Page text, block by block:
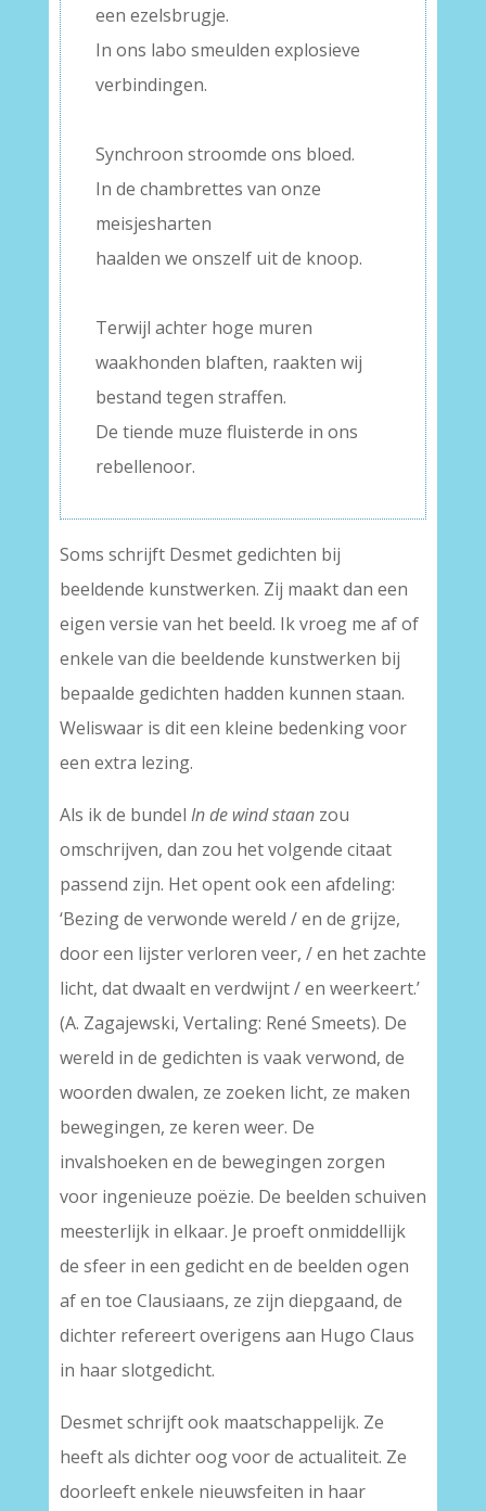
een ezelsbrugje.
In ons labo smeulden explosieve
verbindingen.
Synchroon stroomde ons bloed.
In de chambrettes van onze
meisjesharten
haalden we onszelf uit de knoop.
Terwijl achter hoge muren
waakhonden blaften, raakten wij
bestand tegen straffen.
De tiende muze fluisterde in ons
rebellenoor.
Soms schrijft Desmet gedichten bij
beeldende kunstwerken. Zij maakt dan een
eigen versie van het beeld. Ik vroeg me af of
enkele van die beeldende kunstwerken bij
bepaalde gedichten hadden kunnen staan.
Weliswaar is dit een kleine bedenking voor
een extra lezing.
Als ik de bundel In de wind staanzou
omschrijven, dan zou het volgende citaat
passend zijn. Het opent ook een afdeling:
‘Bezing de verwonde wereld / en de grijze,
door een lijster verloren veer, / en het zachte
licht, dat dwaalt en verdwijnt / en weerkeert.’
(A. Zagajewski, Vertaling: René Smeets). De
wereld in de gedichten is vaak verwond, de
woorden dwalen, ze zoeken licht, ze maken
bewegingen, ze keren weer. De
invalshoeken en de bewegingen zorgen
voor ingenieuze poëzie. De beelden schuiven
meesterlijk in elkaar. Je proeft onmiddellijk
de sfeer in een gedicht en de beelden ogen
af en toe Clausiaans, ze zijn diepgaand, de
dichter refereert overigens aan Hugo Claus
in haar slotgedicht.
Desmet schrijft ook maatschappelijk. Ze
heeft als dichter oog voor de actualiteit. Ze
doorleeft enkele nieuwsfeiten in haar